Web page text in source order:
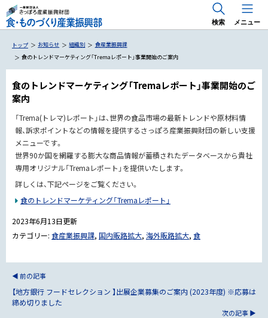
メニュー
国内 出展支援・商談会
海外 出展支援・商談会
RE 北 RE HOKKAIDO FOODS
食のトレンドマーケティング「Trema」
専門家派遣事業
海外展開のためのお役立ち情報
専門家派遣・アドバイザー派遣
検索
トップ お知らせ 組織別
食産業振興課
食のトレンドマーケティング「Tremaレポート」事業開始のご案内
食のトレンドマーケティング「Tremaレポート」事業開始のご
案内
「Trema(トレマ)レポート」は、世界の食品市場の最新トレンドや原材料情
報、訴求ポイントなどの情報を提供するさっぽろ産業振興財団の新しい支援
メニューです。
世界90か国を網羅する膨大な商品情報が蓄積されたデータベースから貴社
専用オリジナル「Tremaレポート」を提供いたします。
詳しくは、下記ページをご覧ください。
食のトレンドマーケティング「Tremaレポート」
2023年6月13日更新
カテゴリー: 食産業振興課, 国内販路拡大, 海外販路拡大, 食
前の記事
【地方銀行 フードセレクション 】出展企業募集のご案内 (2023年度) ※応募は
締め切りました
次の記事